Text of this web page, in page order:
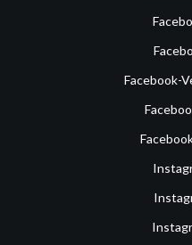
Facebook-